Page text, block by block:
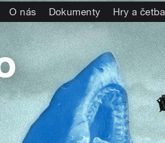
O nás Dokumenty Hry a četba